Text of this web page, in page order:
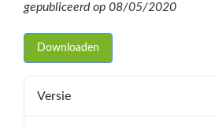
en
Voederbouw
gepubliceerd op 08/05/2020
Downloaden
Versie